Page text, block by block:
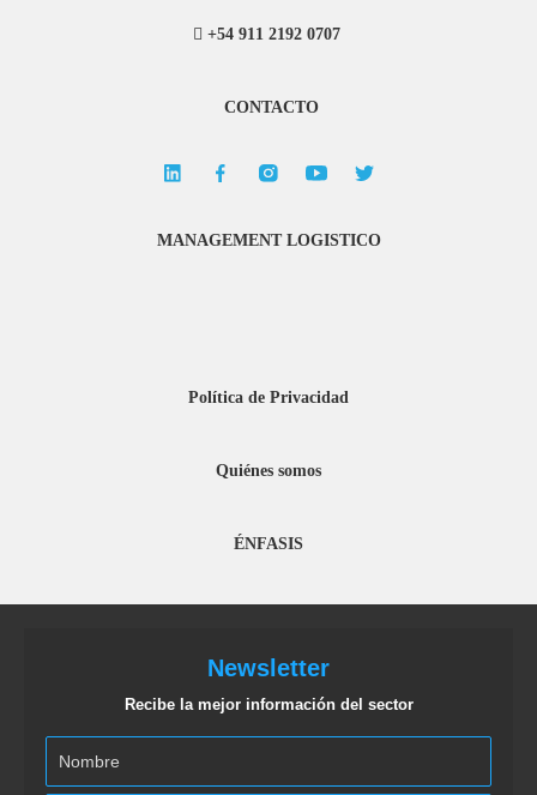
+54 911 2192 0707
CONTACTO
MANAGEMENT LOGISTICO
Política de Privacidad
Quiénes somos
ÉNFASIS
Newsletter
Recibe la mejor información del sector